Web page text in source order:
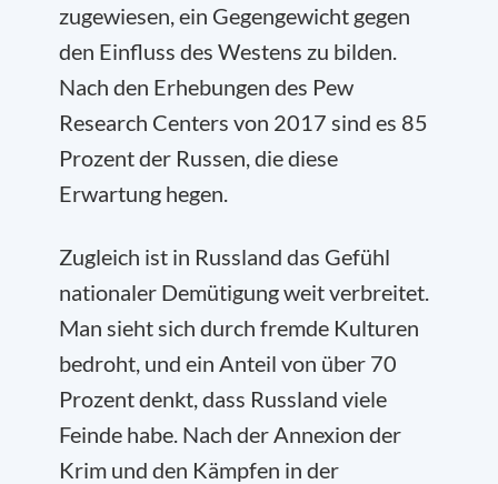
zugewiesen, ein Gegengewicht gegen
den Einfluss des Westens zu bilden.
Nach den Erhebungen des Pew
Research Centers von 2017 sind es 85
Prozent der Russen, die diese
Erwartung hegen.
Zugleich ist in Russland das Gefühl
nationaler Demütigung weit verbreitet.
Man sieht sich durch fremde Kulturen
bedroht, und ein Anteil von über 70
Prozent denkt, dass Russland viele
Feinde habe. Nach der Annexion der
Krim und den Kämpfen in der